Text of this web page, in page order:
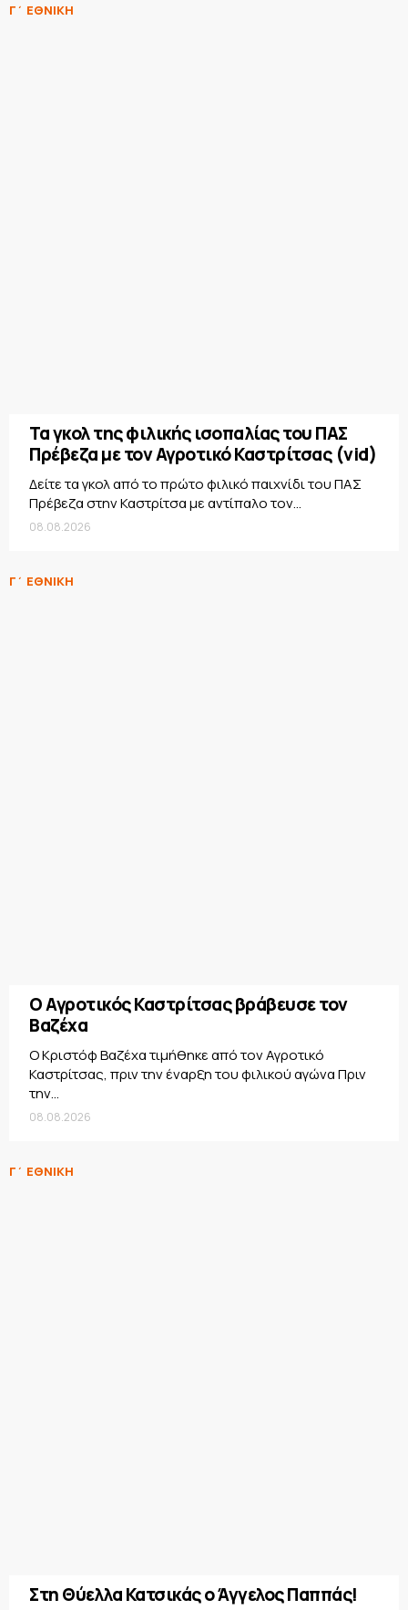
Γ΄ ΕΘΝΙΚΗ
Τα γκολ της φιλικής ισοπαλίας του ΠΑΣ
Πρέβεζα με τον Αγροτικό Καστρίτσας (vid)
Δείτε τα γκολ από το πρώτο φιλικό παιχνίδι του ΠΑΣ
Πρέβεζα στην Καστρίτσα με αντίπαλο τον...
08.08.2026
Γ΄ ΕΘΝΙΚΗ
Ο Αγροτικός Καστρίτσας βράβευσε τον
Βαζέχα
Ο Κριστόφ Βαζέχα τιμήθηκε από τον Αγροτικό
Καστρίτσας, πριν την έναρξη του φιλικού αγώνα Πριν
την...
08.08.2026
Γ΄ ΕΘΝΙΚΗ
Στη Θύελλα Κατσικάς ο Άγγελος Παππάς!